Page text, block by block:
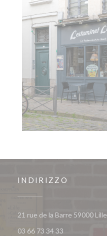
INDIRIZZO
21 rue de la Barre 59000 Lille
03 66 73 34 33